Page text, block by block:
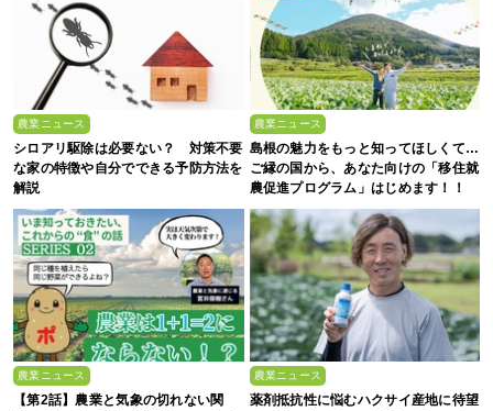
農業ニュース
シロアリ駆除は必要ない？ 対策不要
な家の特徴や自分でできる予防方法を
解説
農業ニュース
島根の魅力をもっと知ってほしくて…
ご縁の国から、あなた向けの「移住就
農促進プログラム」はじめます！！
農業ニュース
【第2話】農業と気象の切れない関
農業ニュース
薬剤抵抗性に悩むハクサイ産地に待望